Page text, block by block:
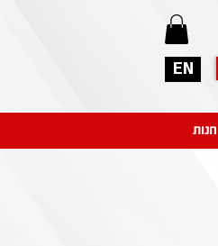
EN
חנות